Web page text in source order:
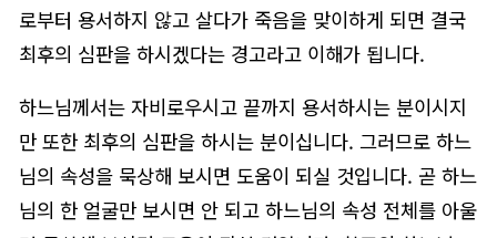
로부터 용서하지 않고 살다가 죽음을 맞이하게 되면 결국
최후의 심판을 하시겠다는 경고라고 이해가 됩니다.
하느님께서는 자비로우시고 끝까지 용서하시는 분이시지
만 또한 최후의 심판을 하시는 분이십니다. 그러므로 하느
님의 속성을 묵상해 보시면 도움이 되실 것입니다. 곧 하느
님의 한 얼굴만 보시면 안 되고 하느님의 속성 전체를 아울